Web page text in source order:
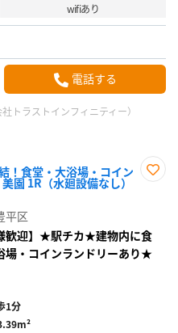
wifiあり
電話する
トラストインフィニティー）
！食堂・大浴場・コイン
園 1R（水廻設備なし）
平区
歓迎】★駅チカ★建物内に食
場・コインランドリーあり★
1分